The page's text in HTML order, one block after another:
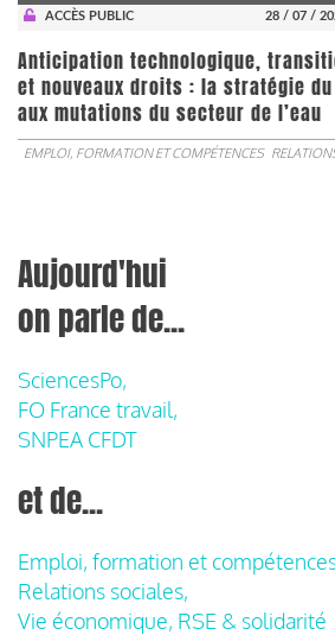
ACCÈS PUBLIC
28 / 07 /
Anticipation technologique,
et nouveaux droits : la stratégie du
aux mutations du secteur de l’eau
EMPLOI, FORMATION ET COMPÉTENCES
Aujourd'hui
on parle de...
SciencesPo,
FO France travail,
SNPEA CFDT
et de...
Emploi, formation et
Relations sociales,
Vie économique, RSE & solidarité